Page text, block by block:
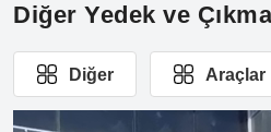
Diğer Yedek ve
Diğer Araçlar